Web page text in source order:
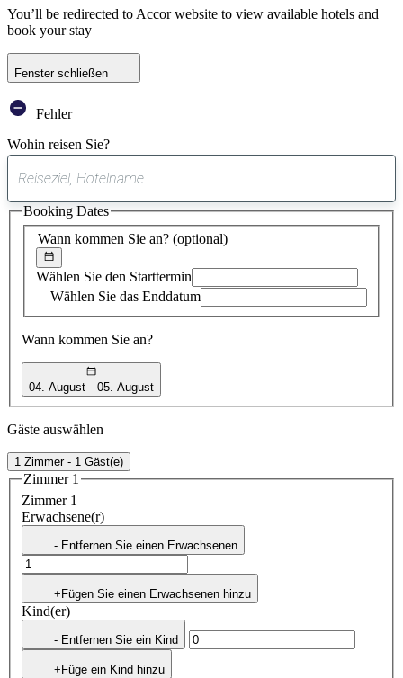
You’ll be redirected to Accor website to view available hotels and
book your stay
Fenster schließen
Fehler
Wohin reisen Sie?
gefundener
Vorschlag
Wann kommen Sie an? (optional)
Wählen Sie den Starttermin
Wählen Sie das Enddatum
Wann kommen Sie an?
04. August 05. August
Booking Dates
Gäste auswählen
1 Zimmer - 1 Gäst(e)
Zimmer 1
Zimmer 1
Erwachsene(r)
- Entfernen Sie einen Erwachsenen
+Fügen Sie einen Erwachsenen hinzu
Kind(er)
- Entfernen Sie ein Kind
+Füge ein Kind hinzu